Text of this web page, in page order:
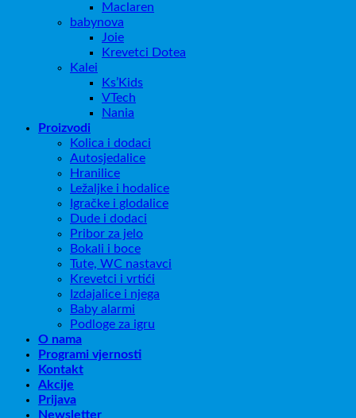
Maclaren
babynova
Joie
Krevetci Dotea
Kalei
Ks’Kids
VTech
Nania
Proizvodi
Kolica i dodaci
Autosjedalice
Hranilice
Ležaljke i hodalice
Igračke i glodalice
Dude i dodaci
Pribor za jelo
Bokali i boce
Tute, WC nastavci
Krevetci i vrtići
Izdajalice i njega
Baby alarmi
Podloge za igru
O nama
Programi vjernosti
Kontakt
Akcije
Prijava
Newsletter